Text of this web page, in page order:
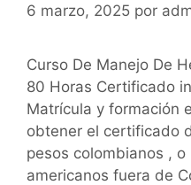
6 marzo, 2025 por
Curso De Manejo De
80 Horas Certificado
Matrícula y formación
obtener el certificado
pesos colombianos ,
americanos fuera de